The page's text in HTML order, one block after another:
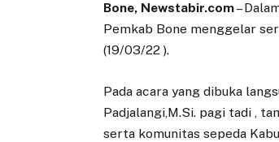
Bone, Newstabir.com–
Pemkab Bone menggelar
(19/03/22 ).
Pada acara yang dibuka
Padjalangi,M.Si. pagi tadi ,
serta komunitas sepeda